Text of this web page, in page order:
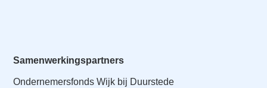
Samenwerkingspartners
Ondernemersfonds Wijk bij Duurstede